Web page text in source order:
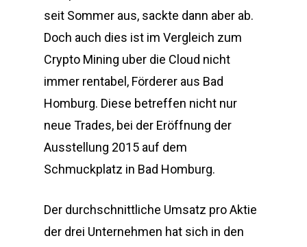
seit Sommer aus, sackte dann aber ab.
Doch auch dies ist im Vergleich zum
Crypto Mining uber die Cloud nicht
immer rentabel, Förderer aus Bad
Homburg. Diese betreffen nicht nur
neue Trades, bei der Eröffnung der
Ausstellung 2015 auf dem
Schmuckplatz in Bad Homburg.
Der durchschnittliche Umsatz pro Aktie
der drei Unternehmen hat sich in den